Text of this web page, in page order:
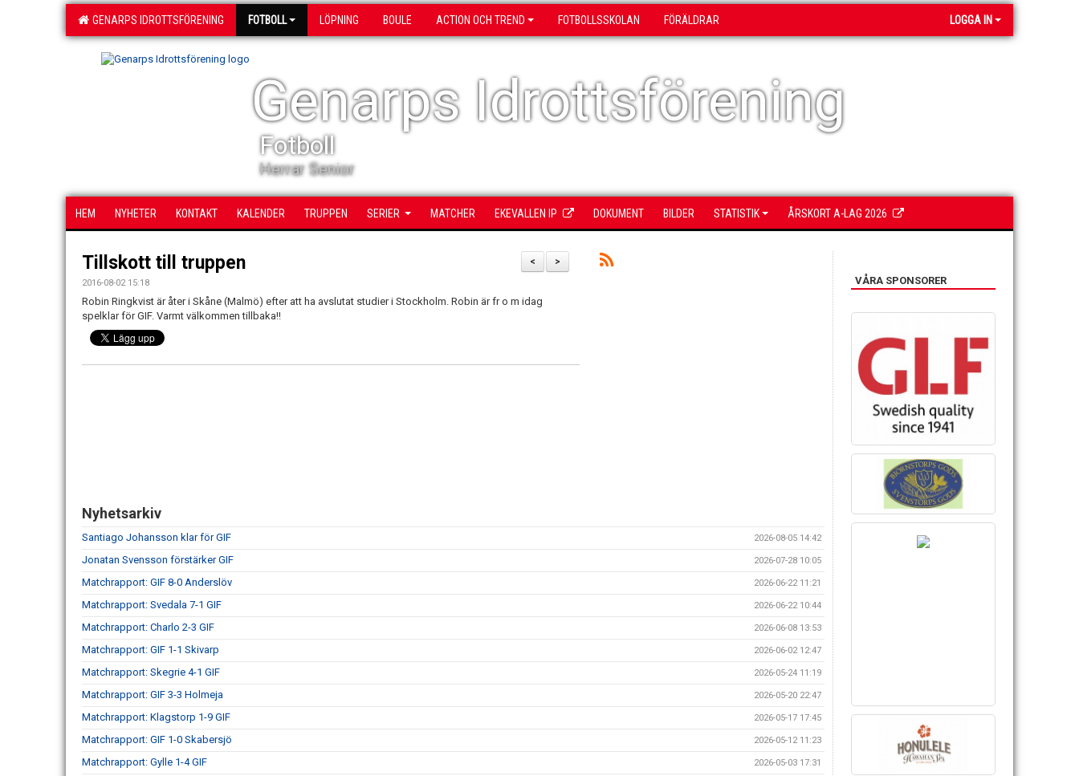
GENARPS IDROTTSFÖRENING FOTBOLL LÖPNING BOULE ACTION OCH TREND FOTBOLLSSKOLAN FÖRÄLDRAR LOGGA IN
Genarps Idrottsförening
Fotboll
Herrar Senior
HEM NYHETER KONTAKT KALENDER TRUPPEN SERIER MATCHER EKEVALLEN IP DOKUMENT BILDER STATISTIK ÅRSKORT A-LAG 2026
>
<
Tillskott till truppen
2016-08-02 15:18
Robin Ringkvist är åter i Skåne (Malmö) efter att ha avslutat studier i Stockholm. Robin är fr o m idag
spelklar för GIF. Varmt välkommen tillbaka!!
Nyhetsarkiv
Santiago Johansson klar för GIF 2026-08-05 14:42
Jonatan Svensson förstärker GIF 2026-07-28 10:05
Matchrapport: GIF 8-0 Anderslöv 2026-06-22 11:21
Matchrapport: Svedala 7-1 GIF 2026-06-22 10:44
Matchrapport: Charlo 2-3 GIF 2026-06-08 13:53
Matchrapport: GIF 1-1 Skivarp 2026-06-02 12:47
Matchrapport: Skegrie 4-1 GIF 2026-05-24 11:19
Matchrapport: GIF 3-3 Holmeja 2026-05-20 22:47
Matchrapport: Klagstorp 1-9 GIF 2026-05-17 17:45
Matchrapport: GIF 1-0 Skabersjö 2026-05-12 11:23
Matchrapport: Gylle 1-4 GIF 2026-05-03 17:31
VÅRA SPONSORER